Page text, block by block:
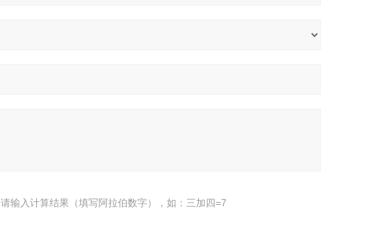
请输入计算结果（填写阿拉伯数字），如：三加四=7